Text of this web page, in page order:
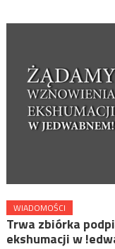
WIADOMOŚCI
Trwa zbiórka
ekshumacji w